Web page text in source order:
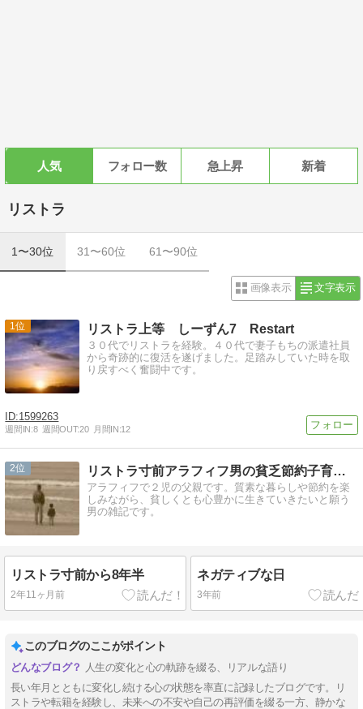
人気 フォロー数 急上昇 新着
リストラ
1〜30位 31〜60位 61〜90位
画像表示 文字表示
1 リストラ上等 しーずん7 Restart
３０代でリストラを経験。４０代で妻子もちの派遣社員
から奇跡的に復活を遂げました。足踏みしていた時を取
り戻すべく奮闘中です。
1599263
週間IN:8 週間OUT:20 月間IN:12
2 リストラ寸前アラフィフ男の貧乏節約子育て徒然日記
アラフィフで２児の父親です。質素な暮らしや節約を楽
しみながら、貧しくとも心豊かに生きていきたいと願う
男の雑記です。
リストラ寸前から8年半
2年11ヶ月前
ネガティブな日
3年前
このブログのここがポイント
人生の変化と心の軌跡を綴る、リアルな語り
長い年月とともに変化し続ける心の状態を率直に記録したブログです。リ
ストラや転籍を経験し、未来への不安や自己の再評価を綴る一方、静かな